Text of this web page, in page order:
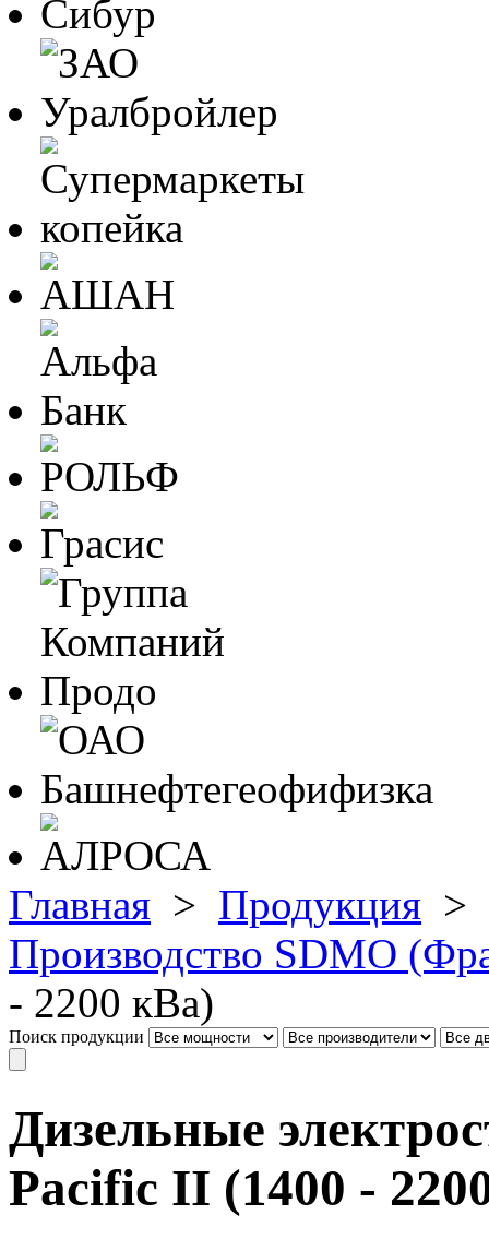
Главная > Продукция >
Производство SDMO
- 2200 кВа)
Поиск продукции
Дизельные
Pacific II (1400 -